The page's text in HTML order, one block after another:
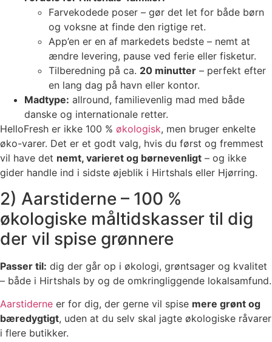
Farvekodede poser – gør det let for både børn
og voksne at finde den rigtige ret.
App’en er en af markedets bedste – nemt at
ændre levering, pause ved ferie eller fisketur.
Tilberedning på ca. 20 minutter – perfekt efter
en lang dag på havn eller kontor.
Madtype: allround, familievenlig mad med både
danske og internationale retter.
HelloFresh er ikke 100 % økologisk, men bruger enkelte
øko-varer. Det er et godt valg, hvis du først og fremmest
vil have det nemt, varieret og børnevenligt – og ikke
gider handle ind i sidste øjeblik i Hirtshals eller Hjørring.
2) Aarstiderne – 100 %
økologiske måltidskasser til dig
der vil spise grønnere
Passer til: dig der går op i økologi, grøntsager og kvalitet
– både i Hirtshals by og de omkringliggende lokalsamfund.
Aarstiderne er for dig, der gerne vil spise mere grønt og
bæredygtigt, uden at du selv skal jagte økologiske råvarer
i flere butikker.